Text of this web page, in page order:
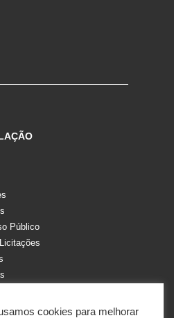
Público
cookies para melhorar